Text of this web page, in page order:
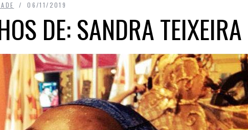
06/11/2019
DE: SANDRA TEIXEIRA